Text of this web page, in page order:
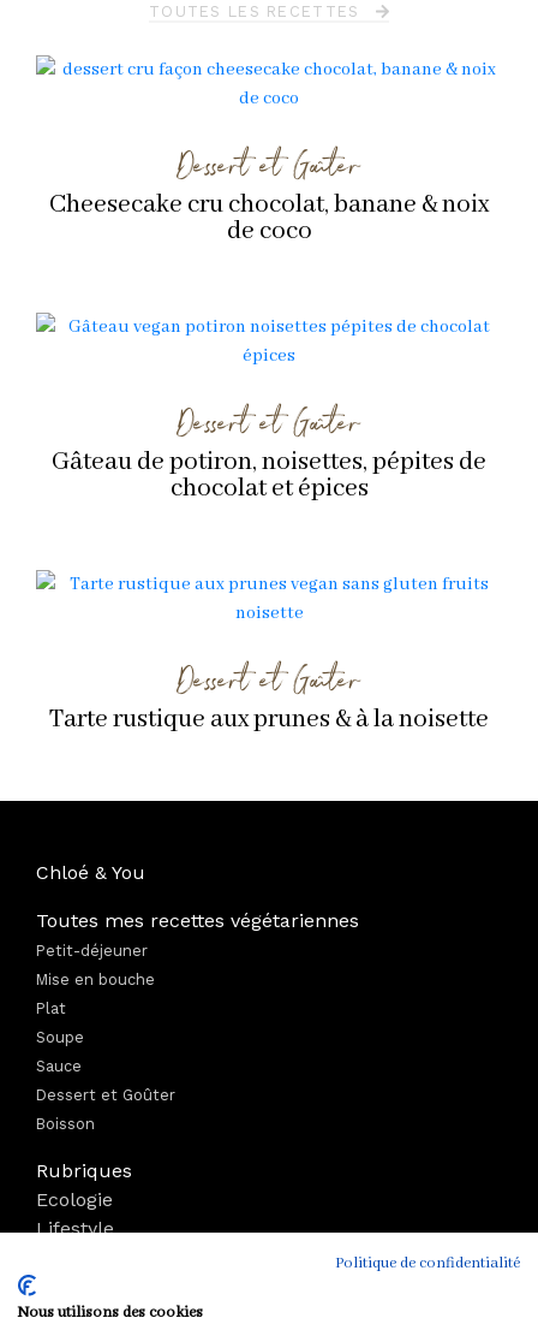
TOUTES LES RECETTES
Dessert et Goûter
Cheesecake cru chocolat, banane & noix
de coco
Dessert et Goûter
Gâteau de potiron, noisettes, pépites de
chocolat et épices
Dessert et Goûter
Tarte rustique aux prunes & à la noisette
Chloé & You
Toutes mes recettes végétariennes
Petit-déjeuner
Mise en bouche
Plat
Soupe
Sauce
Dessert et Goûter
Boisson
Rubriques
Ecologie
Lifestyle
Mode
Politique de confidentialité
Nous utilisons des cookies